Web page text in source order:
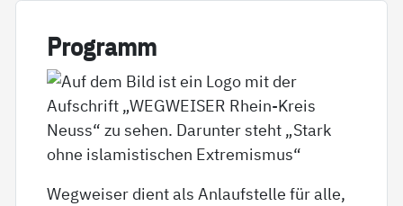
Pro­gramm
Wegweiser dient als Anlaufstelle für alle,